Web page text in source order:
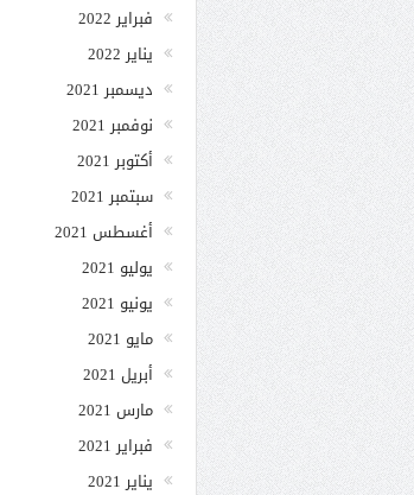
فبراير 2022
يناير 2022
ديسمبر 2021
نوفمبر 2021
أكتوبر 2021
سبتمبر 2021
أغسطس 2021
يوليو 2021
يونيو 2021
مايو 2021
أبريل 2021
مارس 2021
فبراير 2021
يناير 2021